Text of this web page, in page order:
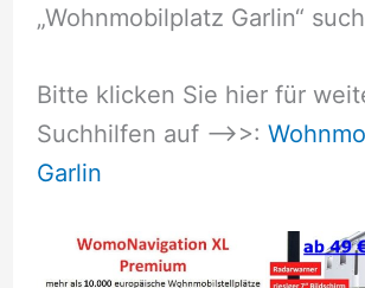
„Wohnmobilplatz Garlin“
Bitte klicken Sie hier für
Suchhilfen auf –>>:
Garlin